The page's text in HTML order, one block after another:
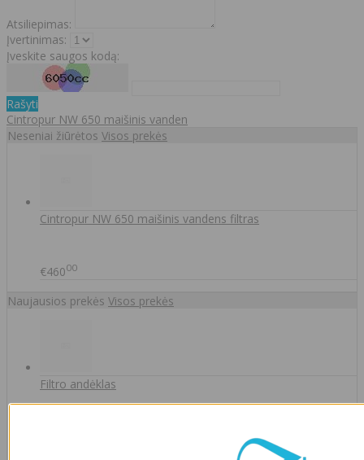
Atsiliepimas:
Įvertinimas:
Įveskite saugos kodą:
Rašyti
Cintropur NW 650 maišinis vanden
Neseniai žiūrėtos Visos prekės
Cintropur NW 650 maišinis vandens filtras
€46000
Naujausios prekės Visos prekės
Filtro andėklas